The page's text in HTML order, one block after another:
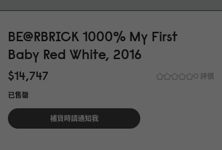
BE@RBRICK 1000% My First
Baby Red White, 2016
0 評價
$14,747
已售罄
補貨時請通知我